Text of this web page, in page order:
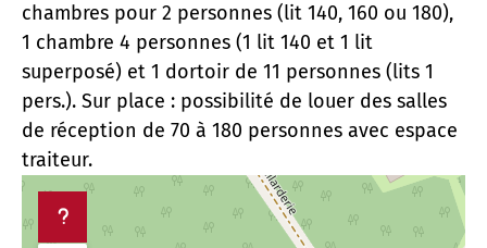
chambres pour 2 personnes (lit 140, 160 ou 180),
1 chambre 4 personnes (1 lit 140 et 1 lit
superposé) et 1 dortoir de 11 personnes (lits 1
pers.). Sur place : possibilité de louer des salles
de réception de 70 à 180 personnes avec espace
traiteur.